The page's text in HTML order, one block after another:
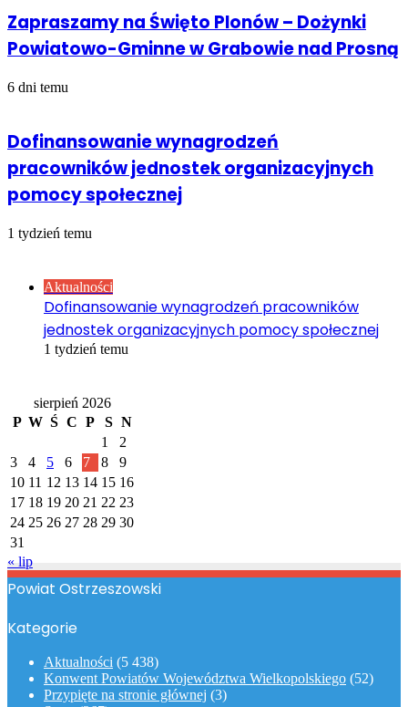
Zapraszamy na Święto Plonów – Dożynki
Powiatowo-Gminne w Grabowie nad Prosną
6 dni temu
Dofinansowanie wynagrodzeń
pracowników jednostek organizacyjnych
pomocy społecznej
1 tydzień temu
Aktualności
Dofinansowanie wynagrodzeń pracowników
jednostek organizacyjnych pomocy społecznej
1 tydzień temu
sierpień 2026
P W Ś C P S N
1
2
3
4 5 6 7 8
9
10 11 12 13 14 15 16
17 18 19 20 21 22 23
24 25 26 27 28 29 30
31
« lip
Powiat Ostrzeszowski
Kategorie
Aktualności (5 438)
Konwent Powiatów Województwa Wielkopolskiego (52)
Przypięte na stronie głównej (3)